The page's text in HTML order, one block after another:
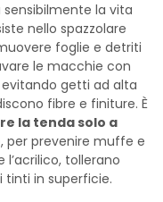
la vita
nello spazzolare
foglie e detriti
le macchie con
getti ad alta
fibre e finiture. È
la tenda solo a
, per prevenire muffe e
tollerano
tinti in superficie.